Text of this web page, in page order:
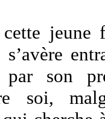
jeune
s’avère
son
soi,